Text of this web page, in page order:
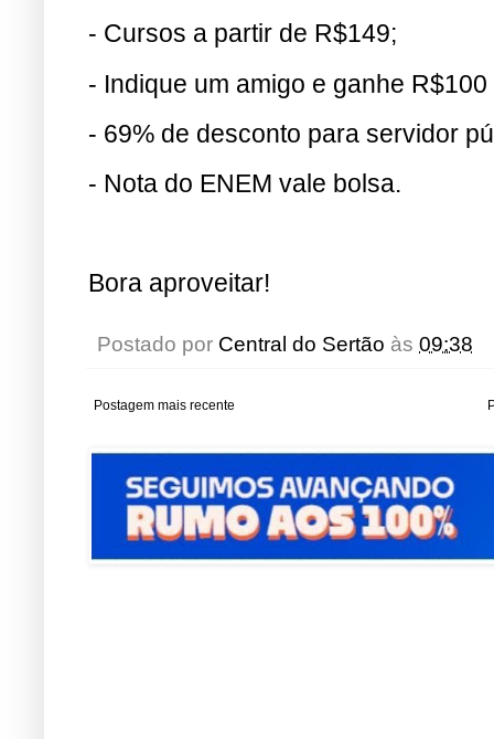
- Cursos a partir de R$149;
- Indique um amigo e ganhe
- 69% de desconto para servidor
- Nota do ENEM vale bolsa.
Bora aproveitar!
Postado por Central do Sertão às 09:38
Postagem mais recente